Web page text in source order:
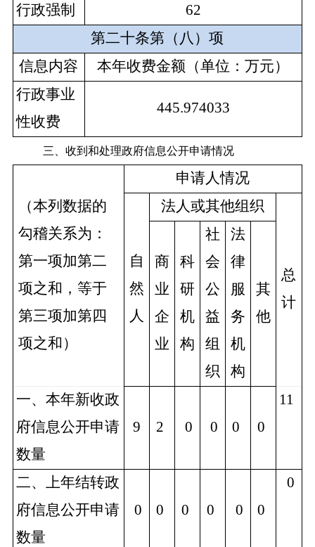
行政强制
62
第二十条第（八）项
信息内容
本年收费金额（单位：万元）
行政事业
性收费
445.974033
三、收到和处理政府信息公开申请情况
（本列数据的
勾稽关系为：
第一项加第二
项之和，等于
第三项加第四
项之和）
申请人情况
自
然
人
法人或其他组织
总
计
商
业
企
业
科
研
机
构
社
会
公
益
组
织
法
律
服
务
机
构
其
他
一、本年新收政
府信息公开申请
数量
9 2 0 0 0 0
11
二、上年结转政
府信息公开申请
数量
0 0 0 0 0 0
0